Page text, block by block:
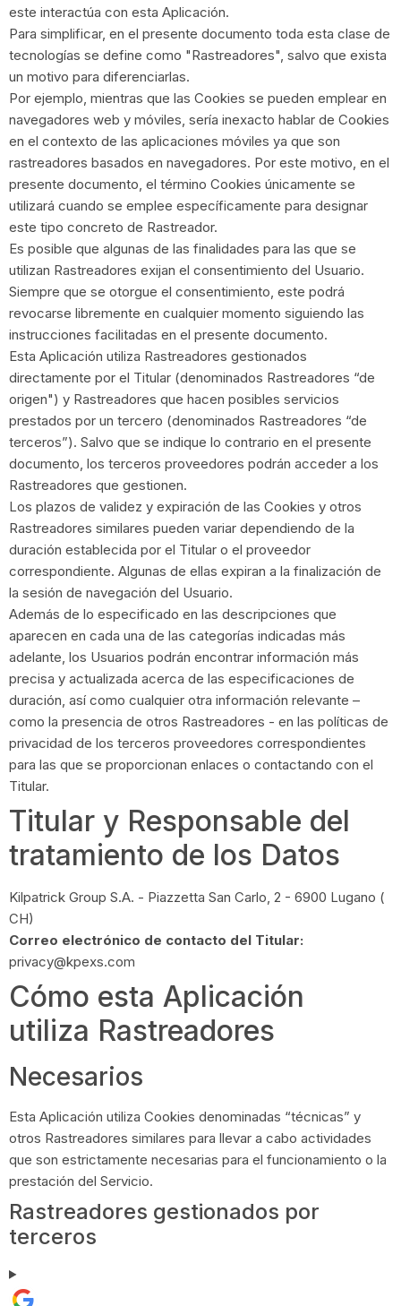
este interactúa con esta Aplicación.
Para simplificar, en el presente documento toda esta clase de
tecnologías se define como "Rastreadores", salvo que exista
un motivo para diferenciarlas.
Por ejemplo, mientras que las Cookies se pueden emplear en
navegadores web y móviles, sería inexacto hablar de Cookies
en el contexto de las aplicaciones móviles ya que son
rastreadores basados en navegadores. Por este motivo, en el
presente documento, el término Cookies únicamente se
utilizará cuando se emplee específicamente para designar
este tipo concreto de Rastreador.
Es posible que algunas de las finalidades para las que se
utilizan Rastreadores exijan el consentimiento del Usuario.
Siempre que se otorgue el consentimiento, este podrá
revocarse libremente en cualquier momento siguiendo las
instrucciones facilitadas en el presente documento.
Esta Aplicación utiliza Rastreadores gestionados
directamente por el Titular (denominados Rastreadores “de
origen") y Rastreadores que hacen posibles servicios
prestados por un tercero (denominados Rastreadores “de
terceros”). Salvo que se indique lo contrario en el presente
documento, los terceros proveedores podrán acceder a los
Rastreadores que gestionen.
Los plazos de validez y expiración de las Cookies y otros
Rastreadores similares pueden variar dependiendo de la
duración establecida por el Titular o el proveedor
correspondiente. Algunas de ellas expiran a la finalización de
la sesión de navegación del Usuario.
Además de lo especificado en las descripciones que
aparecen en cada una de las categorías indicadas más
adelante, los Usuarios podrán encontrar información más
precisa y actualizada acerca de las especificaciones de
duración, así como cualquier otra información relevante –
como la presencia de otros Rastreadores - en las políticas de
privacidad de los terceros proveedores correspondientes
para las que se proporcionan enlaces o contactando con el
Titular.
Titular y Responsable del
tratamiento de los Datos
Kilpatrick Group S.A. - Piazzetta San Carlo, 2 - 6900 Lugano (
CH)
Correo electrónico de contacto del Titular:
privacy@kpexs.com
Cómo esta Aplicación
utiliza Rastreadores
Necesarios
Esta Aplicación utiliza Cookies denominadas “técnicas” y
otros Rastreadores similares para llevar a cabo actividades
que son estrictamente necesarias para el funcionamiento o la
prestación del Servicio.
Rastreadores gestionados por
terceros